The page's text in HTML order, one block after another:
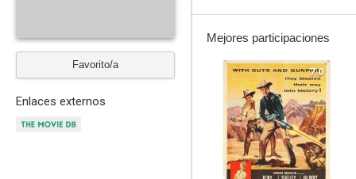
Favorito/a
Enlaces externos
Mejores participaciones
7.0